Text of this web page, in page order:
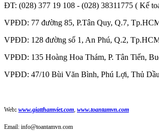
ĐT: (028) 377 19 108 - (028) 38311775 ( Kế
VPĐD: 77 đường 85, P.Tân Quy, Q.7,
VPĐD: 128 đường số 1, An Phú, Q.2,
VPĐD: 135 Hoàng Hoa Thám, P. Tân Tiến,
VPĐD: 47/10 Bùi Văn Bình, Phú Lợi, Thủ
Web: www.giatthamviet.com www.toantamvn.com
Email: info@toantamvn.com